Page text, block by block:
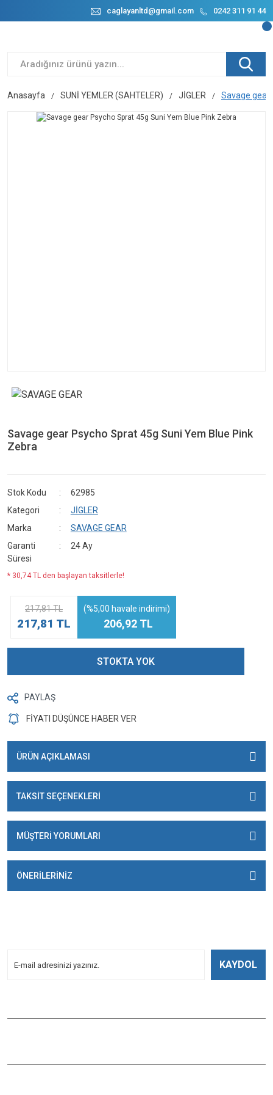
caglayanltd@gmail.com 0242 311 91 44
Anasayfa SUNİ YEMLER (SAHTELER) JİGLER Savage gear
Savage gear Psycho Sprat 45g Suni Yem Blue Pink
Zebra
Stok Kodu
62985
Kategori
JİGLER
Marka
SAVAGE GEAR
Garanti
Süresi
24 Ay
* 30,74 TL den başlayan taksitlerle!
217,81 TL
217,81 TL
(%5,00 havale indirimi)
206,92 TL
STOKTA YOK
PAYLAŞ
FİYATI DÜŞÜNCE HABER VER
ÜRÜN AÇIKLAMASI
TAKSİT SEÇENEKLERİ
MÜŞTERİ YORUMLARI
ÖNERİLERİNİZ
KAYDOL